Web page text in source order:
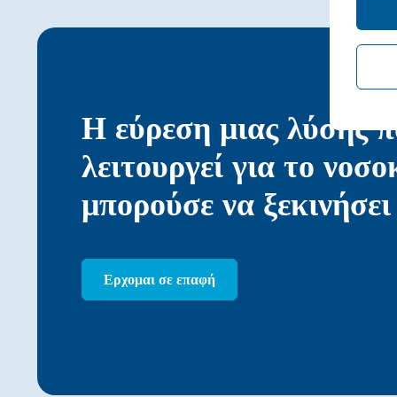
Η εύρεση μιας λύσης
λειτουργεί για το
μπορούσε να
Ερχομαι σε επαφή